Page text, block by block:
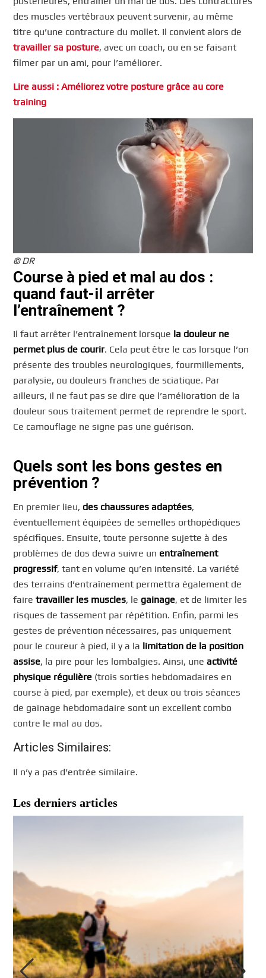
des muscles vertébraux peuvent survenir, au même
titre qu’une contracture du mollet. Il convient alors de
travailler sa posture, avec un coach, ou en se faisant
filmer par un ami, pour l’améliorer.
Lire aussi : Améliorez votre posture grâce au core
training
© DR
Course à pied et mal au dos :
quand faut-il arrêter
l’entraînement ?
Il faut arrêter l’entraînement lorsque la douleur ne
permet plus de courir. Cela peut être le cas lorsque l’on
présente des troubles neurologiques, fourmillements,
paralysie, ou douleurs franches de sciatique. Par
ailleurs, il ne faut pas se dire que l’amélioration de la
douleur sous traitement permet de reprendre le sport.
Ce camouflage ne signe pas une guérison.
Quels sont les bons gestes en
prévention ?
En premier lieu, des chaussures adaptées,
éventuellement équipées de semelles orthopédiques
spécifiques. Ensuite, toute personne sujette à des
problèmes de dos devra suivre un entraînement
progressif, tant en volume qu’en intensité. La variété
des terrains d’entraînement permettra également de
fairetravailler les muscles, le gainage, et de limiter les
risques de tassement par répétition. Enfin, parmi les
gestes de prévention nécessaires, pas uniquement
pour le coureur à pied, il y a la limitation de la position
assise, la pire pour les lombalgies. Ainsi, uneactivité
physique régulière (trois sorties hebdomadaires en
course à pied, par exemple), et deux ou trois séances
de gainage hebdomadaire sont un excellent combo
contre le mal au dos.
Articles Similaires:
Il n’y a pas d’entrée similaire.
Les derniers articles